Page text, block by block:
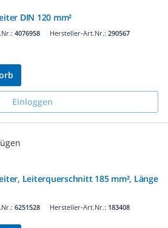
DIN 120 mm²
4076958 Hersteller-Art.Nr.: 290567
Einloggen
Leiterquerschnitt 185 mm², Länge
6251528 Hersteller-Art.Nr.: 183408